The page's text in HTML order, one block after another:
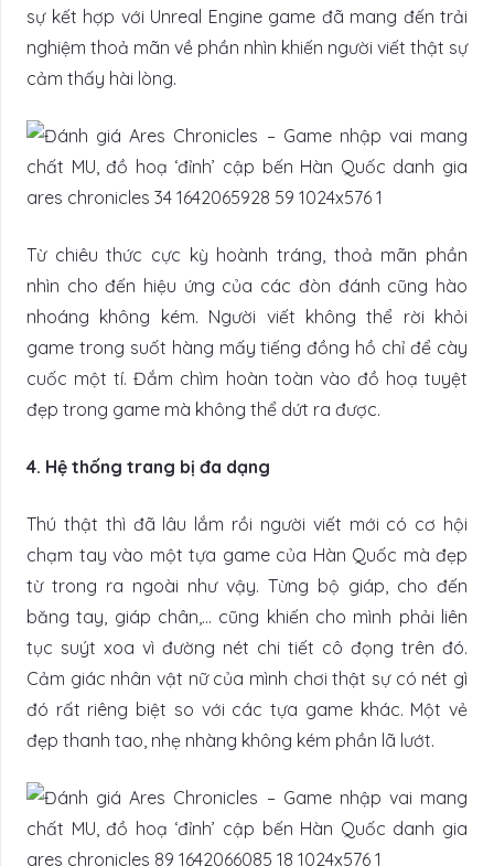
sự kết hợp với Unreal Engine game đã mang đến trải
nghiệm thoả mãn về phần nhìn khiến người viết thật sự
cảm thấy hài lòng.
Từ chiêu thức cực kỳ hoành tráng, thoả mãn phần
nhìn cho đến hiệu ứng của các đòn đánh cũng hào
nhoáng không kém. Người viết không thể rời khỏi
game trong suốt hàng mấy tiếng đồng hồ chỉ để cày
cuốc một tí. Đắm chìm hoàn toàn vào đồ hoạ tuyệt
đẹp trong game mà không thể dứt ra được.
4. Hệ thống trang bị đa dạng
Thú thật thì đã lâu lắm rồi người viết mới có cơ hội
chạm tay vào một tựa game của Hàn Quốc mà đẹp
từ trong ra ngoài như vậy. Từng bộ giáp, cho đến
băng tay, giáp chân,… cũng khiến cho mình phải liên
tục suýt xoa vì đường nét chi tiết cô đọng trên đó.
Cảm giác nhân vật nữ của mình chơi thật sự có nét gì
đó rất riêng biệt so với các tựa game khác. Một vẻ
đẹp thanh tao, nhẹ nhàng không kém phần lã lướt.